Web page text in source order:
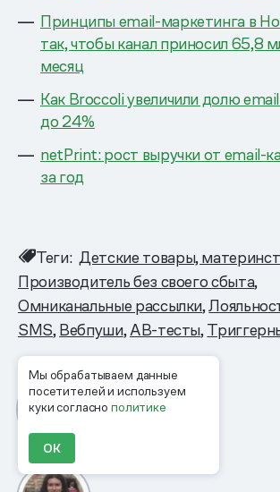
Мы обрабатываем данные
посетителей и используем
куки согласнополитике
ОК
Принципы email-маркетинга в
так, чтобы канал приносил 65,8
месяц
Как Broccoli увеличили долю
до 24%
netPrint: рост выручки от email-
за год
Теги: Детские товары,
Производитель без своего сбыта
Омниканальные рассылки
SMS Вебпуши AB-тесты
Ирина Дерман